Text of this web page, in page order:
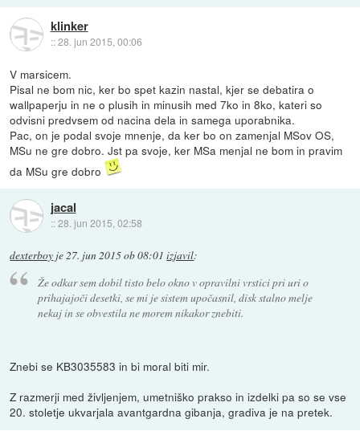
klinker
::28. jun 2015, 00:06
V marsicem.
Pisal ne bom nic, ker bo spet kazin nastal, kjer se debatira o
wallpaperju in ne o plusih in minusih med 7ko in 8ko, kateri so
odvisni predvsem od nacina dela in samega uporabnika.
Pac, on je podal svoje mnenje, da ker bo on zamenjal MSov OS,
MSu ne gre dobro. Jst pa svoje, ker MSa menjal ne bom in pravim
da MSu gre dobro
jacal
::28. jun 2015, 02:58
dexterboy je27. jun 2015 ob 08:01 izjavil:
Že odkar sem dobil tisto belo okno v opravilni vrstici pri uri o
prihajajoči desetki, se mi je sistem upočasnil, disk stalno melje
nekaj in se obvestila ne morem nikakor znebiti.
Znebi se KB3035583 in bi moral biti mir.
Z razmerji med življenjem, umetniško prakso in izdelki pa so se vse
20. stoletje ukvarjala avantgardna gibanja, gradiva je na pretek.